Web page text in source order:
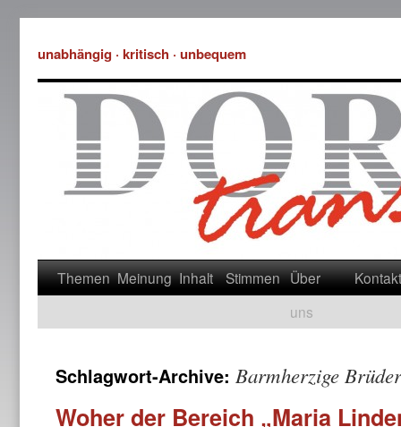
unabhängig · kritisch · unbequem
Themen Meinung Inhalt Stimmen Über
uns
Kontakt
Schlagwort-Archive: Barmherzige Brüder
Woher der Bereich „Maria